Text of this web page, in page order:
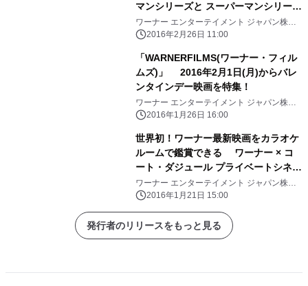
マンシリーズと スーパーマンシリーズ
映画を一挙配信！
ワーナー エンターテイメント ジャパン株式
会社2016年2月26日 11:00
「WARNERFILMS(ワーナー・フィル
ムズ)」 2016年2月1日(月)からバレ
ンタインデー映画を特集！
ワーナー エンターテイメント ジャパン株式
会社2016年1月26日 16:00
世界初！ワーナー最新映画をカラオケ
ルームで鑑賞できる ワーナー × コ
ート・ダジュール プライベートシネマ
「シネカラ」本格始動！
ワーナー エンターテイメント ジャパン株式
会社、株式会社ヴァリック
2016年1月21日 15:00
発行者のリリースをもっと見る